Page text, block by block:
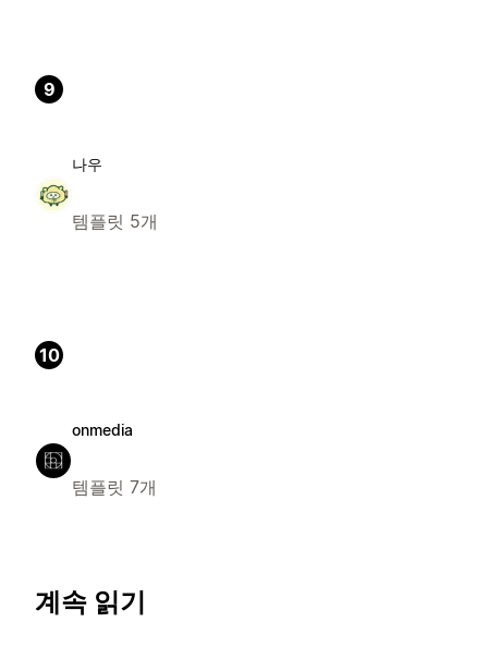
9
나우
템플릿 5개
10
onmedia
템플릿 7개
계속 읽기